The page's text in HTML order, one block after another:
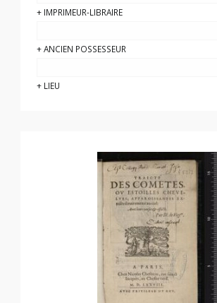
IMPRIMEUR-LIBRAIRE
ANCIEN POSSESSEUR
LIEU